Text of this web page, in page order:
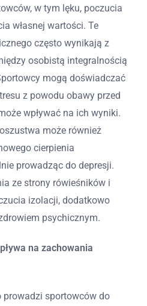
w tym lęku, poczucia
własnej wartości. Te
często wynikają z
osobistą integralnością
mogą doświadczać
z powodu obawy przed
wpływać na ich wyniki.
może również
cierpienia
prowadząc do depresji.
ze strony rówieśników i
izolacji, dodatkowo
psychicznym.
na zachowania
prowadzi sportowców do